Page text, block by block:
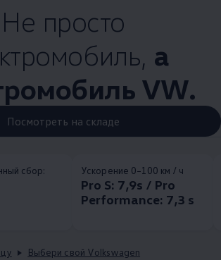
Не просто
а
VW.
Посмотреть на складе
сбор: Ускорение 0–100 км / ч
Pro S: 7,9s / Pro
Performance: 7,3 s
Выбери свой Volkswagen